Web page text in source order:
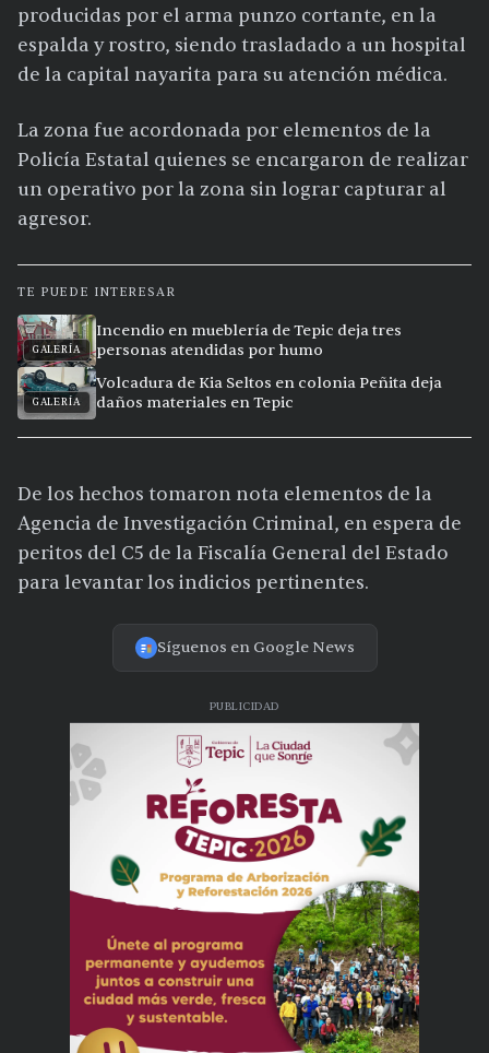
producidas por el arma punzo cortante, en la
espalda y rostro, siendo trasladado a un hospital
de la capital nayarita para su atención médica.
La zona fue acordonada por elementos de la
Policía Estatal quienes se encargaron de realizar
un operativo por la zona sin lograr capturar al
agresor.
TE PUEDE INTERESAR
GALERÍA
Incendio en mueblería de Tepic deja tres
personas atendidas por humo
GALERÍA
Volcadura de Kia Seltos en colonia Peñita deja
daños materiales en Tepic
De los hechos tomaron nota elementos de la
Agencia de Investigación Criminal, en espera de
peritos del C5 de la Fiscalía General del Estado
para levantar los indicios pertinentes.
Síguenos en Google News
PUBLICIDAD